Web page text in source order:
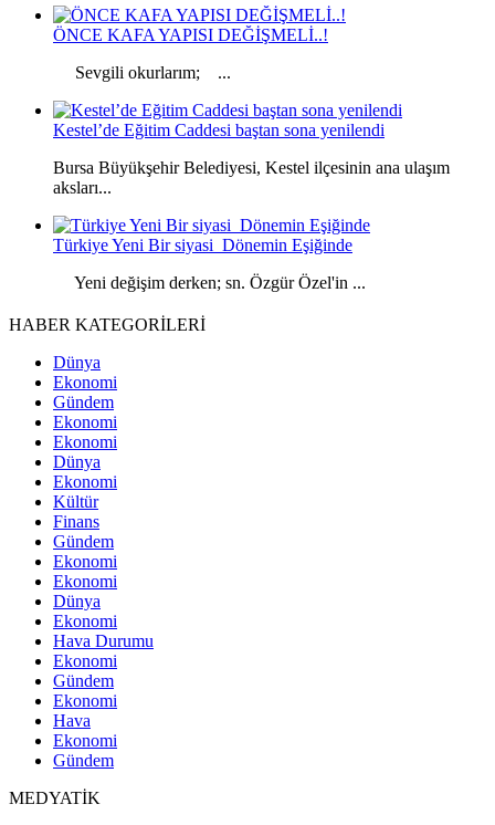
ÖNCE KAFA YAPISI DEĞİŞMELİ..!
Sevgili okurlarım; ...
Kestel’de Eğitim Caddesi baştan sona yenilendi
Bursa Büyükşehir Belediyesi, Kestel ilçesinin ana ulaşım
aksları...
Türkiye Yeni Bir siyasi Dönemin Eşiğinde
Yeni değişim derken; sn. Özgür Özel'in ...
HABER KATEGORİLERİ
Dünya
Ekonomi
Gündem
Ekonomi
Ekonomi
Dünya
Ekonomi
Kültür
Finans
Gündem
Ekonomi
Ekonomi
Dünya
Ekonomi
Hava Durumu
Ekonomi
Gündem
Ekonomi
Hava
Ekonomi
Gündem
MEDYATİK